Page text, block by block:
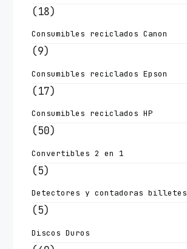
(18)
Consumibles reciclados Canon
(9)
Consumibles reciclados Epson
(17)
Consumibles reciclados HP
(50)
Convertibles 2 en 1
(5)
Detectores y contadoras billetes
(5)
Discos Duros